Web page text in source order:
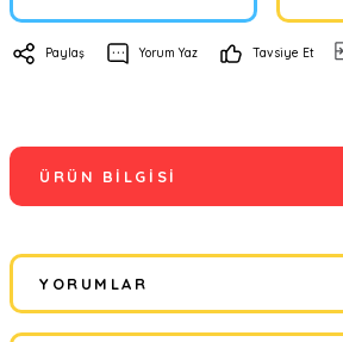
Paylaş Yorum Yaz Tavsiye Et
ÜRÜN BILGISI
YORUMLAR